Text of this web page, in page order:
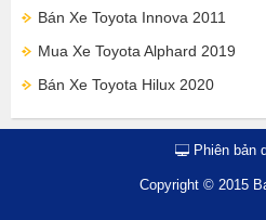
Bán Xe Toyota Innova 2011
Mua Xe Toyota Alphard 2019
Bán Xe Toyota Hilux 2020
Phiên bản
Copyright © 2015